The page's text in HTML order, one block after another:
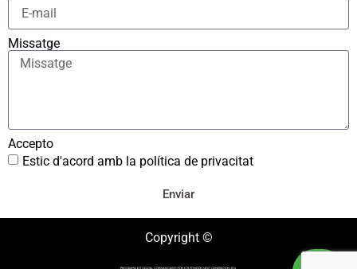
Missatge
Accepto
Estic d'acord amb la política de privacitat
Enviar
Copyright ©